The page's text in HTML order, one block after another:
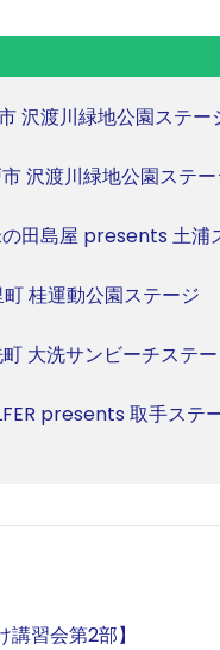
市 沢渡川緑地公園ステー
市 沢渡川緑地公園ステ
の田島屋 presents 土浦
町 桂運動公園ステージ
町 大洗サンビーチステ
presents 取手ステ
講習会第2部】